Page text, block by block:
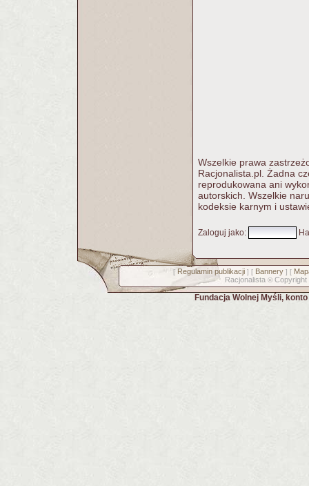
Wszelkie prawa
Racjonalista.pl. Żadna
reprodukowana ani
autorskich. Wszelkie
kodeksie karnym i
Zaloguj jako:
[ Regulamin publikacji] [ Bannery] [
Racjonalista © Copyright
Fundacja Wolnej Myśli,